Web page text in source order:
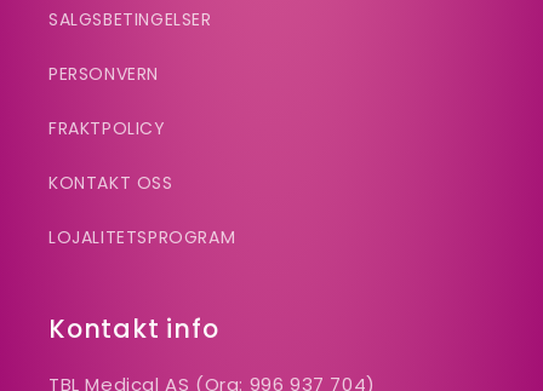
SALGSBETINGELSER
PERSONVERN
FRAKTPOLICY
KONTAKT OSS
LOJALITETSPROGRAM
Kontakt info
TBL Medical AS (Org: 996 937 704)